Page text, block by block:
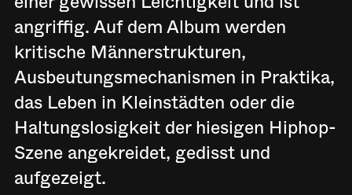
angriffig. Auf dem Album werden
kritische Männerstrukturen,
Ausbeutungsmechanismen in Praktika,
das Leben in Kleinstädten oder die
Haltungslosigkeit der hiesigen Hiphop-
Szene angekreidet, gedisst und
aufgezeigt.